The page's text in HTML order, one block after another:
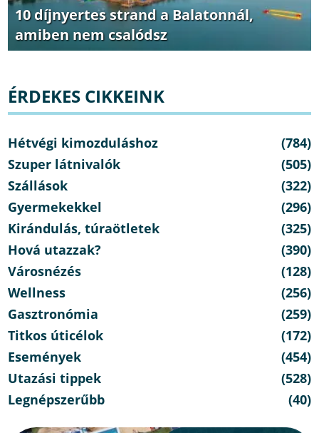
10 díjnyertes strand a Balatonnál,
amiben nem csalódsz
ÉRDEKES CIKKEINK
Hétvégi kimozduláshoz
(784)
Szuper látnivalók
(505)
Szállások
(322)
Gyermekekkel
(296)
Kirándulás, túraötletek
(325)
Hová utazzak?
(390)
Városnézés
(128)
Wellness
(256)
Gasztronómia
(259)
Titkos úticélok
(172)
Események
(454)
Utazási tippek
(528)
Legnépszerűbb
(40)